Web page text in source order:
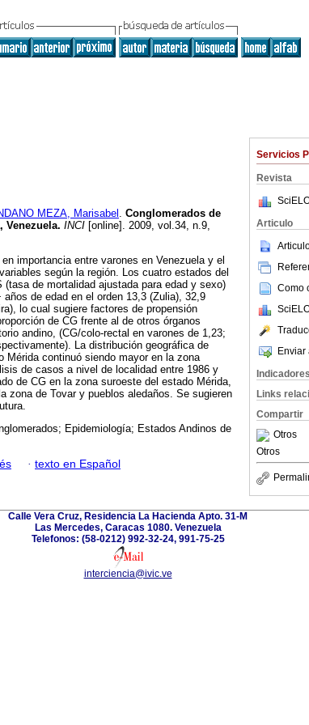
Servicios
Revista
Articulo
Como
Enviar
Indicadores
Links
Compartir
Otros
Otros
MEZA, Marisabel . Conglomerados de
Venezuela. INCI [online]. 2009, vol.34, n.9,
importancia entre varones en Venezuela y el
según la región. Los cuatro estados del
de mortalidad ajustada para edad y sexo)
de edad en el orden 13,3 (Zulia), 32,9
lo cual sugiere factores de propensión
de CG frente al de otros órganos
andino, (CG/colo-rectal en varones de 1,23;
La distribución geográfica de
Mérida continuó siendo mayor en la zona
de casos a nivel de localidad entre 1986 y
de CG en la zona suroeste del estado Mérida,
zona de Tovar y pueblos aledaños. Se sugieren
Epidemiología; Estados Andinos de
· texto en Español
Calle Vera Cruz, Residencia La Hacienda Apto. 31-M
Las Mercedes, Caracas 1080. Venezuela
Telefonos: (58-0212) 992-32-24, 991-75-25
interciencia@ivic.ve